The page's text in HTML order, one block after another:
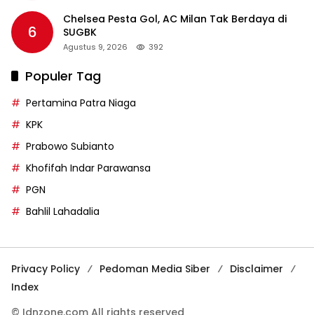
6
Chelsea Pesta Gol, AC Milan Tak Berdaya di
SUGBK
Agustus 9, 2026 392
Populer Tag
Pertamina Patra Niaga
KPK
Prabowo Subianto
Khofifah Indar Parawansa
PGN
Bahlil Lahadalia
Privacy Policy Pedoman Media Siber
Disclaimer
Index
© Idnzone.com All rights reserved